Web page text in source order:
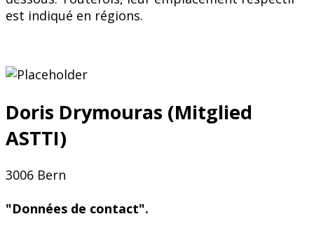
est indiqué en régions.
Doris Drymouras (Mitglied
ASTTI)
3006 Bern
"Données de contact".